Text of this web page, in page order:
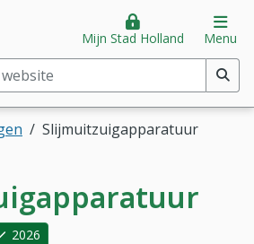
(min. 2 tekens)
Mijn Stad Holland Menu
Slijmuitzuigapparatuur
2026